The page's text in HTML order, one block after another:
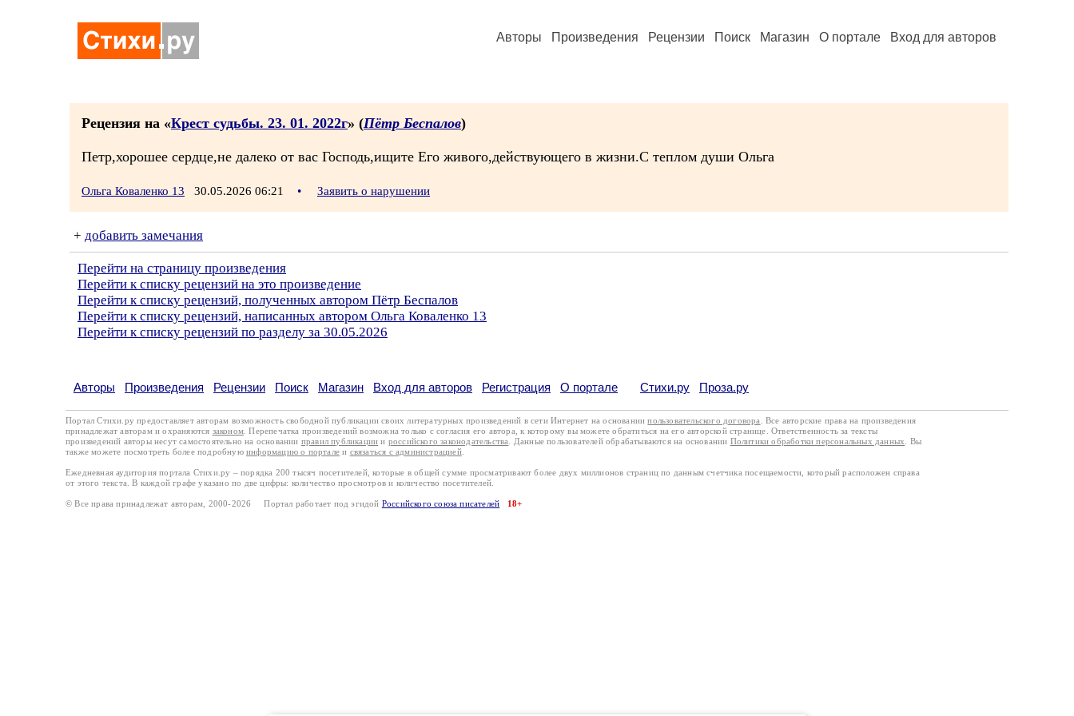
Авторы Произведения Рецензии Поиск Магазин О портале Вход для авторов
Рецензия на «Крест судьбы. 23. 01. 2022г» (Пётр Беспалов)
Петр,хорошее сердце,не далеко от вас Господь,ищите Его живого,действующего в жизни.С теплом души Ольга
Ольга Коваленко 13 30.05.2026 06:21 • Заявить о нарушении
+ добавить замечания
Перейти на страницу произведения
Перейти к списку рецензий на это произведение
Перейти к списку рецензий, полученных автором Пётр Беспалов
Перейти к списку рецензий, написанных автором Ольга Коваленко 13
Перейти к списку рецензий по разделу за 30.05.2026
Авторы Произведения Рецензии Поиск Магазин Вход для авторов Регистрация О портале Стихи.ру Проза.ру
Портал Стихи.ру предоставляет авторам возможность свободной публикации своих литературных произведений в сети Интернет на основаниипользовательского договора
. Все авторские права на произведения
принадлежат авторам и охраняются законом . Перепечатка произведений возможна только с согласия его автора, к которому вы можете обратиться на его авторской странице. Ответственность за тексты
произведений авторы несут самостоятельно на основании правил публикации и российского законодательства . Данные пользователей обрабатываются на основании Политики обработки персональных данных
. Вы
также можете посмотреть более подробную информацию о портале и связаться с администрацией.
Ежедневная аудитория портала Стихи.ру – порядка 200 тысяч посетителей, которые в общей сумме просматривают более двух миллионов страниц по данным счетчика посещаемости, который расположен справа
от этого текста. В каждой графе указано по две цифры: количество просмотров и количество посетителей.
© Все права принадлежат авторам, 2000-2026 Портал работает под эгидой Российского союза писателей 18+